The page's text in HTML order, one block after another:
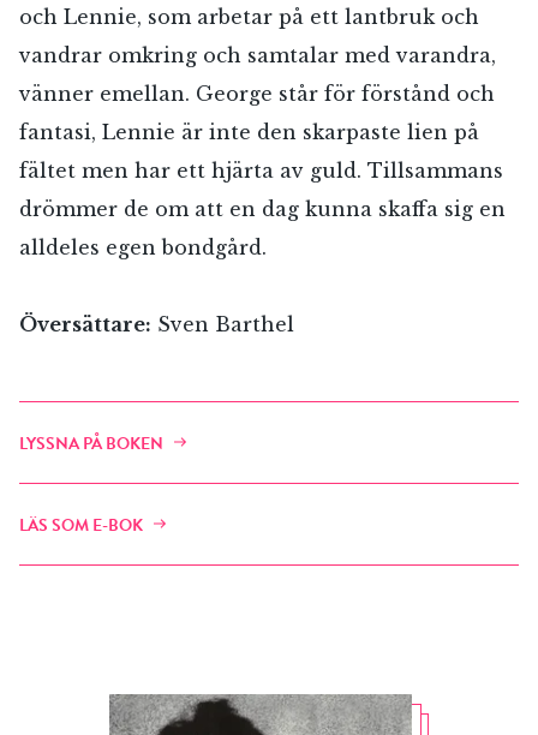
Jag accepterar villkoren.
RÖSTA
ÅNGRA OCH STÄNG
och Lennie, som arbetar på ett lantbruk och
vandrar omkring och samtalar med varandra,
vänner emellan. George står för förstånd och
fantasi, Lennie är inte den skarpaste lien på
fältet men har ett hjärta av guld. Tillsammans
drömmer de om att en dag kunna skaffa sig en
alldeles egen bondgård.
Översättare: Sven Barthel
LYSSNA PÅ BOKEN
LÄS SOM E-BOK